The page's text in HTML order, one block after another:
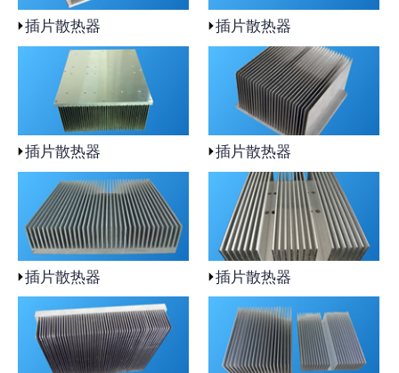
插片散热器 插片散热器
插片散热器 插片散热器
插片散热器 插片散热器